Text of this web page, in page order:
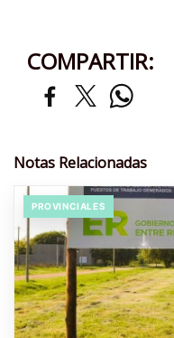
COMPARTIR:
Notas Relacionadas
PROVINCIALES